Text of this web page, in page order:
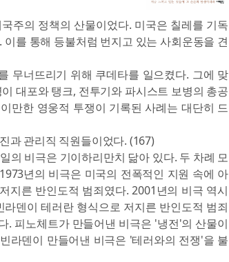
주의 정책의 산물이었다. 미국은 칠레를 기독
를 통해 등불처럼 번지고 있는 사회운동을 견
무너뜨리기 위해 쿠데타를 일으켰다. 그에 맞
대포와 탱크, 전투기와 파시스트 보병의 총공
만한 영웅적 투쟁이 기록된 사례는 대단히 드
과 관리직 직원들이었다. (167)
의 비극은 기이하리만치 닮아 있다. 두 차례 모
년의 비극은 미국의 전폭적인 지원 속에 아
지른 반인도적 범죄였다. 2001년의 비극 역시
덴이 테러란 형식으로 저지른 반인도적 범죄
. 피노체트가 만들어낸 비극은 '냉전'의 산물이
라덴이 만들어낸 비극은 '테러와의 전쟁'을 불